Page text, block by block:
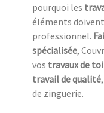
pourquoi les
éléments
professionnel.
spécialisée,
vos travaux de
travail de qualité
de zinguerie.